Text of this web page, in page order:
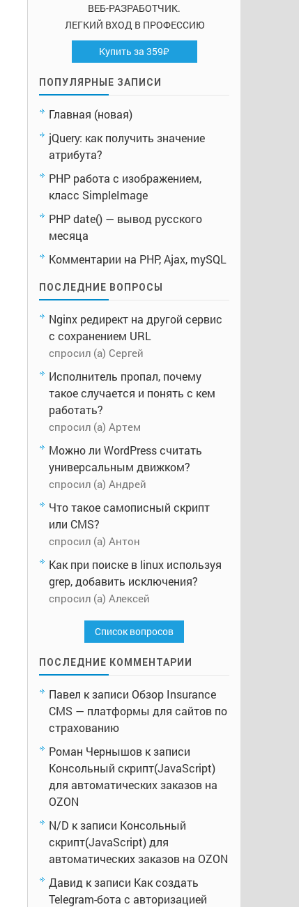
ВЕБ-РАЗРАБОТЧИК.
ЛЕГКИЙ ВХОД В ПРОФЕССИЮ
Купить за 359₽
ПОПУЛЯРНЫЕ ЗАПИСИ
Главная (новая)
jQuery: как получить значение
атрибута?
PHP работа с изображением,
класс SimpleImage
PHP date() — вывод русского
месяца
Комментарии на PHP, Ajax, mySQL
ПОСЛЕДНИЕ ВОПРОСЫ
Nginx редирект на другой сервис
с сохранением URL
спросил (а) Сергей
Исполнитель пропал, почему
такое случается и понять с кем
работать?
спросил (а) Артем
Можно ли WordPress считать
универсальным движком?
спросил (а) Андрей
Что такое самописный скрипт
или CMS?
спросил (а) Антон
Как при поиске в linux используя
grep, добавить исключения?
спросил (а) Алексей
Список вопросов
ПОСЛЕДНИЕ КОММЕНТАРИИ
Павел к записи Обзор Insurance
CMS — платформы для сайтов по
страхованию
Роман Чернышов к записи
Консольный скрипт(JavaScript)
для автоматических заказов на
OZON
N/D к записи Консольный
скрипт(JavaScript) для
автоматических заказов на OZON
Давид к записи Как создать
Telegram-бота с авторизацией